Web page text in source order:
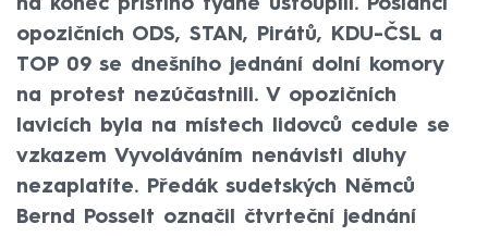
na konec příštího týdne ustoupili. Poslanci
opozičních ODS, STAN, Pirátů, KDU-ČSL a
TOP 09 se dnešního jednání dolní komory
na protest nezúčastnili. V opozičních
lavicích byla na místech lidovců cedule se
vzkazem Vyvoláváním nenávisti dluhy
nezaplatíte. Předák sudetských Němců
Bernd Posselt označil čtvrteční jednání